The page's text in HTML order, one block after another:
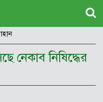
নেকাব নিষিদ্ধের